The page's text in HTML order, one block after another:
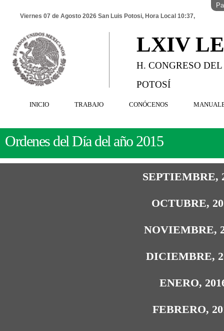
Viernes 07 de Agosto 2026 San Luis Potosi, Hora Local 10:37,
LXIV
H. CONGRESO
POTOSÍ
INICIO TRABAJO CONÓCENOS
Ordenes del Día del año 2015
SEPTIEMBRE,
OCTUBRE,
NOVIEMBRE,
DICIEMBRE,
ENERO,
FEBRERO,